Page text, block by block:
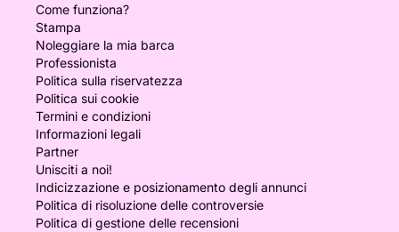
Come funziona?
Stampa
Noleggiare la mia barca
Professionista
Politica sulla riservatezza
Politica sui cookie
Termini e condizioni
Informazioni legali
Partner
Unisciti a noi!
Indicizzazione e posizionamento degli annunci
Politica di risoluzione delle controversie
Politica di gestione delle recensioni